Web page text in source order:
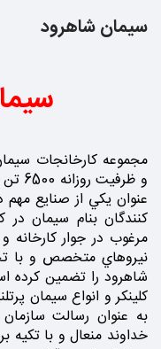
سیمان شاهرود
مجموعه كارخانجات
و
عنوان يكي از صنايع
كنندگان بنام سيمان
مرغوب در جوار كارخانه
نيروهاي متخصص و با
شاهرود را تضمين كرده
كلينكر و انواع سيمان
به عنوان رسالت
خداوند منعال و با تكيه